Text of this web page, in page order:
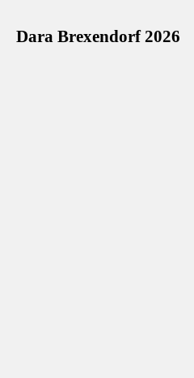
Dara Brexendorf 2026